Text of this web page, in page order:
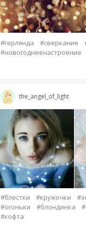
#герлянда #сверкание
#новогоднеенастроение
the_angel_of_light
#блестки #кружочки
#огоньки
#блондинка
#кофта